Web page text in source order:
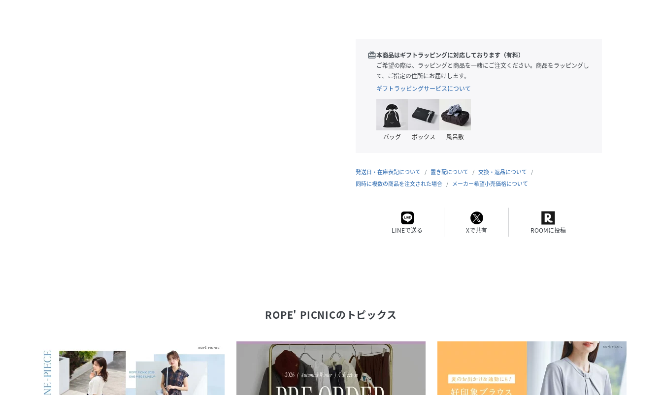
redeem本商品はギフトラッピングに対応しております（有料）
ご希望の際は、ラッピングと商品を一緒にご注文ください。商品をラッピングし
て、ご指定の住所にお届けします。
ギフトラッピングサービスについて
バッグ ボックス 風呂敷
発送日・在庫表記について 置き配について
交換・返品について
同時に複数の商品を注文された場合
メーカー希望小売価格について
LINEで送る Xで共有 ROOMに投稿
ROPE' PICNICのトピックス